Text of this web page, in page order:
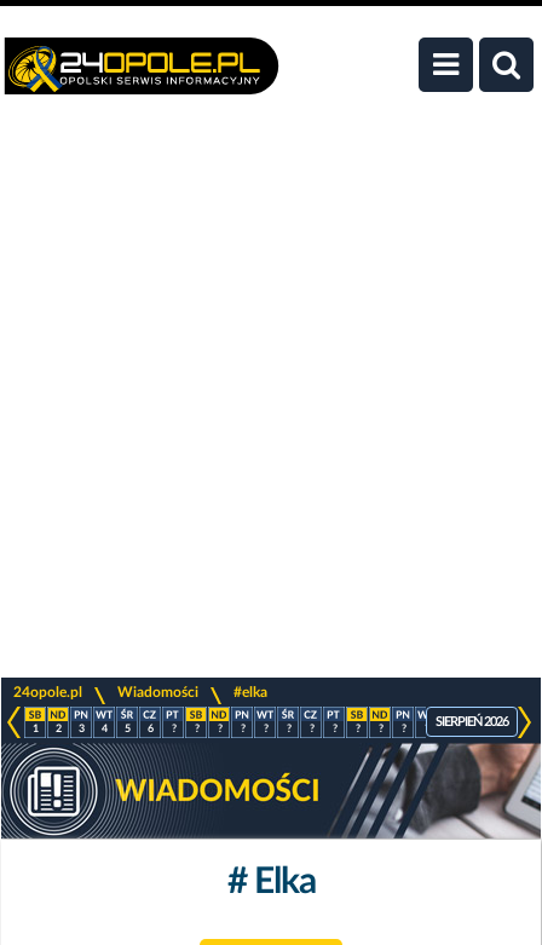
24opole.pl Wiadomości #elka
1 2 3 4 5 6 ? ? ? ? ? ? ? ? ? ? ? ? ? ? ?
SIERPIEŃ 2026
# Elka